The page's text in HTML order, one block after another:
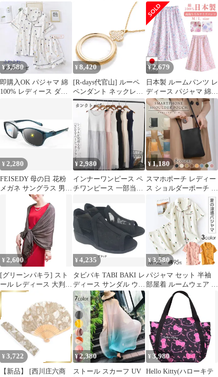
脚 パンツ ガウチョパパ
ンツ 九分丈 ボトムス
ズボン ロングパンツ 長
ズボン 春夏 母の日 プ
レゼント ファッシ
#bywlq
ーシブル 両面使用可能
革 細ベルト ドレス ビ
ジネス カジュアル 彼女
母の日にプレゼント 0
い 22匁のシルク100%
幅3.5cm ヘアシュシュ
静電気防止 髪に優しい
髪ゴム 大人 黒 ヘアア
クセサリー おしゃれ プ
レゼントやギフトにも
最適 母の日 16色 0
¥3,580
即購入OK パジャマ 綿
100% レディース ダブ
き ナイトウェア 半袖＆
短パン 上下セット 部屋
着 カジュアル 母の日
通気性 aiduo001
¥ 8,420
[R-days代官山] ルーペ
ペンダント ネックレス
敬老の日 母の日 ボック
ス入り ロングネックレ
ス ギフト プレゼント
おしゃれ レディース 女
性 ペンダントルーペ 日
本製
¥2,679
日本製 ルームパンツ レ
ディース パジャマ 綿
100％ 高島ちぢみ 楊柳
パンツ 七分丈 ワイドパ
ンツ 春 夏 秋 ピンク サ
ックス M L 敬老の日 母
の日 ギフト
¥ 2,280
FEISEDY 母の日 花粉
メガネ サングラス 男女
兼用( ブルー・変色調
光レンズ)
¥2,980
インナーワンピース ペ
チワンピース 一部当日
ース インナー キャミソ
ールワンピ 夏 レディー
ス 母の日 ギフト
chenlei05
¥1,180
スマホポーチ レディー
ス ショルダーポーチ シ
ンプル ショルダーバッ
グ ロングストラップ お
しゃれ かわいい スマホ
ショルダー おでかけ コ
ンパクト 小さめ マグネ
ット 紐 小物入れ 誕生
日 プレゼント レディー
ス 母の日 敬老の日 斜
めがけ 財布 カード
¥ 2,600
[グリーンパキラ] スト
ール レディース 大判
薄手 春 夏 ラメ入り き
らきら UVカット ショ
ール 結婚式 パーティー
羽織 プレゼント ギフト
シフォン スカーフ 上品
母の日 40代 50代 60代
70代 冷房対策 秋 冬 ボ
レロ ポン [ブラック]
¥4,235
タビバキ TABI BAKI レ
ディース サンダル ウエ
ッジソール チュールメ
ッシュ 涼しい おしゃれ
カジュアル らくちん 旅
行 春 夏 母の日 敬老の
日 dytolc4238 ブラック
LL（24.0～24.5cm）
¥ 3,580
パジャマ セット 半袖
部屋着 ルームウェア 綿
2点セット 半袖シャツ
ショートパンツ 可愛い
レディース 上下セット
快眠 速乾 入院 二重ガ
ーゼ 吸汗速乾 通気 肌
に優しい 脱着簡単 春
夏 ギフト 母の日 大き
いサイズ 韓国風liuliu01
¥ 3,722
【新品】 [西川庄六商
¥2,380
ストール スカーフ UV
¥ 3,980
Hello Kitty(ハローキテ